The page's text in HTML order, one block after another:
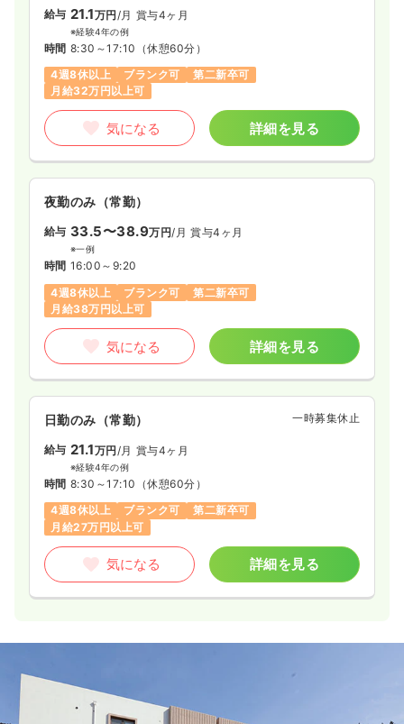
給与 21.1万円 /月 賞与4ヶ月
※経験4年の例
時間 8:30～17:10 （休憩60分）
4週8休以上
ブランク可
第二新卒可
月給32万円以上可
気になる 詳細を見る
夜勤のみ（常勤）
給与 33.5〜38.9万円/月 賞与4ヶ月
※一例
時間 16:00～9:20
4週8休以上
ブランク可
第二新卒可
月給38万円以上可
気になる 詳細を見る
日勤のみ（常勤） 一時募集休止
給与 21.1万円/月 賞与4ヶ月
※経験4年の例
時間 8:30～17:10 （休憩60分）
4週8休以上
ブランク可
第二新卒可
月給27万円以上可
気になる 詳細を見る